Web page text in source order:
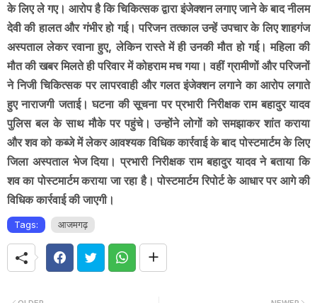
के लिए ले गए। आरोप है कि चिकित्सक द्वारा इंजेक्शन लगाए जाने के बाद नीलम
देवी की हालत और गंभीर हो गई। परिजन तत्काल उन्हें उपचार के लिए शाहगंज
अस्पताल लेकर रवाना हुए, लेकिन रास्ते में ही उनकी मौत हो गई। महिला की
मौत की खबर मिलते ही परिवार में कोहराम मच गया। वहीं ग्रामीणों और परिजनों
ने निजी चिकित्सक पर लापरवाही और गलत इंजेक्शन लगाने का आरोप लगाते
हुए नाराजगी जताई। घटना की सूचना पर प्रभारी निरीक्षक राम बहादुर यादव
पुलिस बल के साथ मौके पर पहुंचे। उन्होंने लोगों को समझाकर शांत कराया
और शव को कब्जे में लेकर आवश्यक विधिक कार्रवाई के बाद पोस्टमार्टम के लिए
जिला अस्पताल भेज दिया। प्रभारी निरीक्षक राम बहादुर यादव ने बताया कि
शव का पोस्टमार्टम कराया जा रहा है। पोस्टमार्टम रिपोर्ट के आधार पर आगे की
विधिक कार्रवाई की जाएगी।
Tags: आजमगढ़